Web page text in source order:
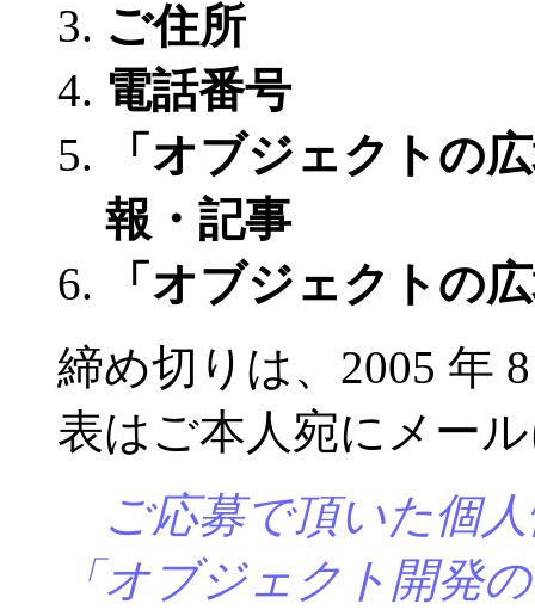
ご住所
電話番号
「オブジェクトの
報・記事
「オブジェクトの
締め切りは、2005 年
表はご本人宛にメー
ご応募で頂いた個
「オブジェクト開発